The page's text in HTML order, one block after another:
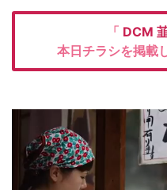
「 DCM
本日チラシを掲載